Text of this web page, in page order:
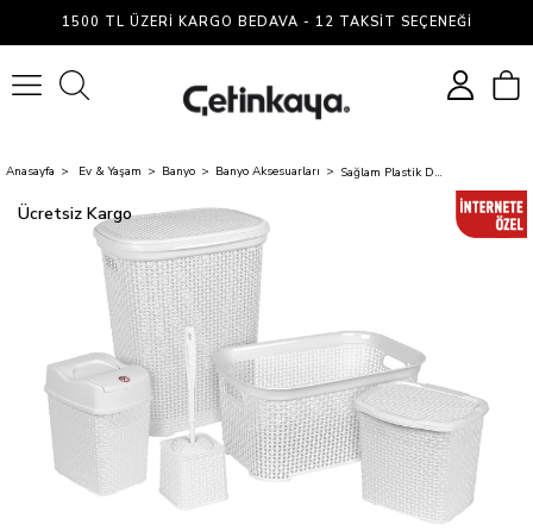
1500 TL ÜZERI KARGO BEDAVA - 12 TAKSIT SEÇENEĞI
Anasayfa Ev & Yaşam Banyo Banyo Aksesuarları Sağlam Plastik Damla 5'li Çeyiz Seti Beyaz
Ücretsiz Kargo